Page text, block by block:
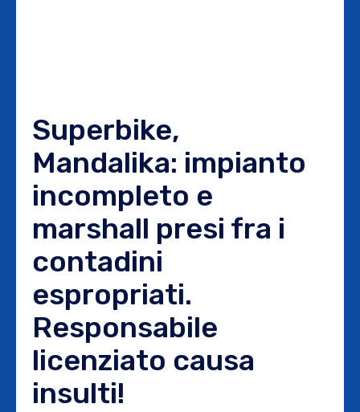
Superbike,
Mandalika: impianto
incompleto e
marshall presi fra i
contadini
espropriati.
Responsabile
licenziato causa
insulti!